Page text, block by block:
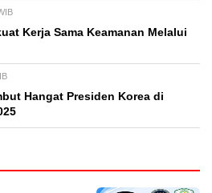
Kerja Sama Keamanan Melalui
Hangat Presiden Korea di